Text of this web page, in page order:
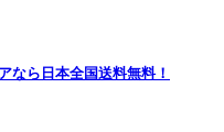
なら日本全国送料無料！